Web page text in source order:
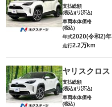
支払総額
(税込)(リ済込)
車両本体価格
(税込)
年式2020(令和2)年
走行2.2万km
ヤリスクロス
支払総額
(税込)(リ済込)
車両本体価格
(税込)